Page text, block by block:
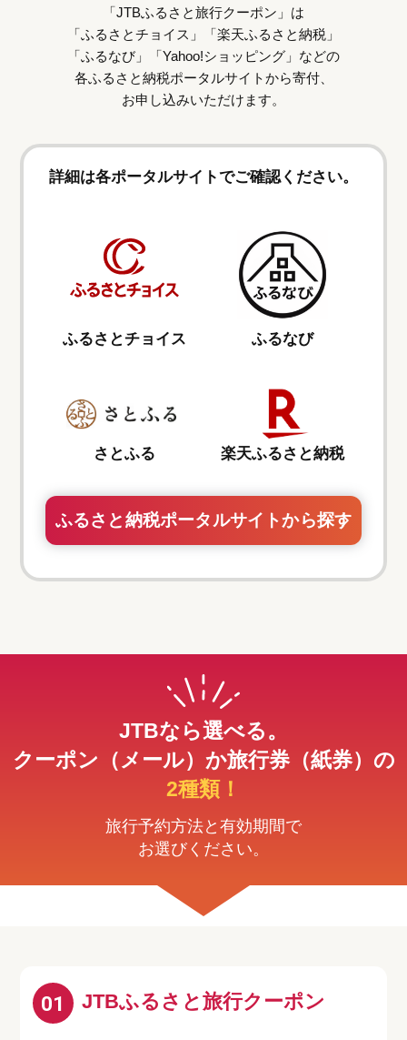
「JTBふるさと旅行クーポン」は
「ふるさとチョイス」「楽天ふるさと納税」
「ふるなび」「Yahoo!ショッピング」などの
各ふるさと納税ポータルサイトから寄付、
お申し込みいただけます。
詳細は各ポータルサイトでご確認ください。
ふるさとチョイス ふるなび
さとふる 楽天ふるさと納税
ふるさと納税ポータルサイトから探す
JTBなら選べる。
クーポン（メール）か旅行券（紙券）の
2種類！
旅行予約方法と有効期間で
お選びください。
01 JTBふるさと旅行クーポン